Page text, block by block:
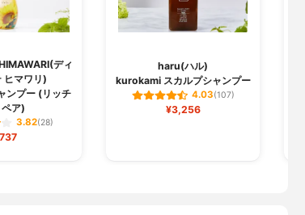
ディ
ヒマワリ)
ンプー (リッチ
ア)
3.82(28)
haru(ハル)
kurokami スカルプシャンプー
4.03(107)
¥3,256